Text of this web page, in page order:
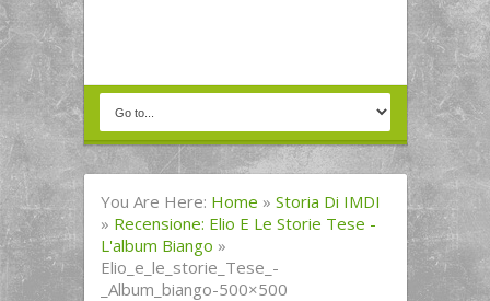
You Are Here: Home » Storia Di IMDI
» Recensione: Elio E Le Storie Tese -
L'album Biango »
Elio_e_le_storie_Tese_-
_Album_biango-500×500